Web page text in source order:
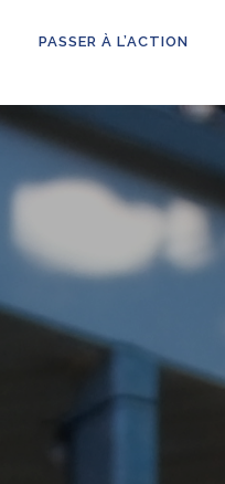
PASSER À L’ACTION